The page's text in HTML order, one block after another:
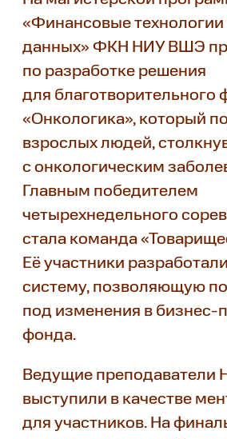
«Финансовые технологии
данных» ФКН НИУ ВШЭ
по разработке решения
для благотворительного
«Онкологика», который
взрослых людей,
с онкологическим
Главным победителем
четырехнедельного
стала команда
Её участники
систему, позволяющую
под изменения в бизнес-
фонда.
Ведущие
выступили в качестве
для участников. На